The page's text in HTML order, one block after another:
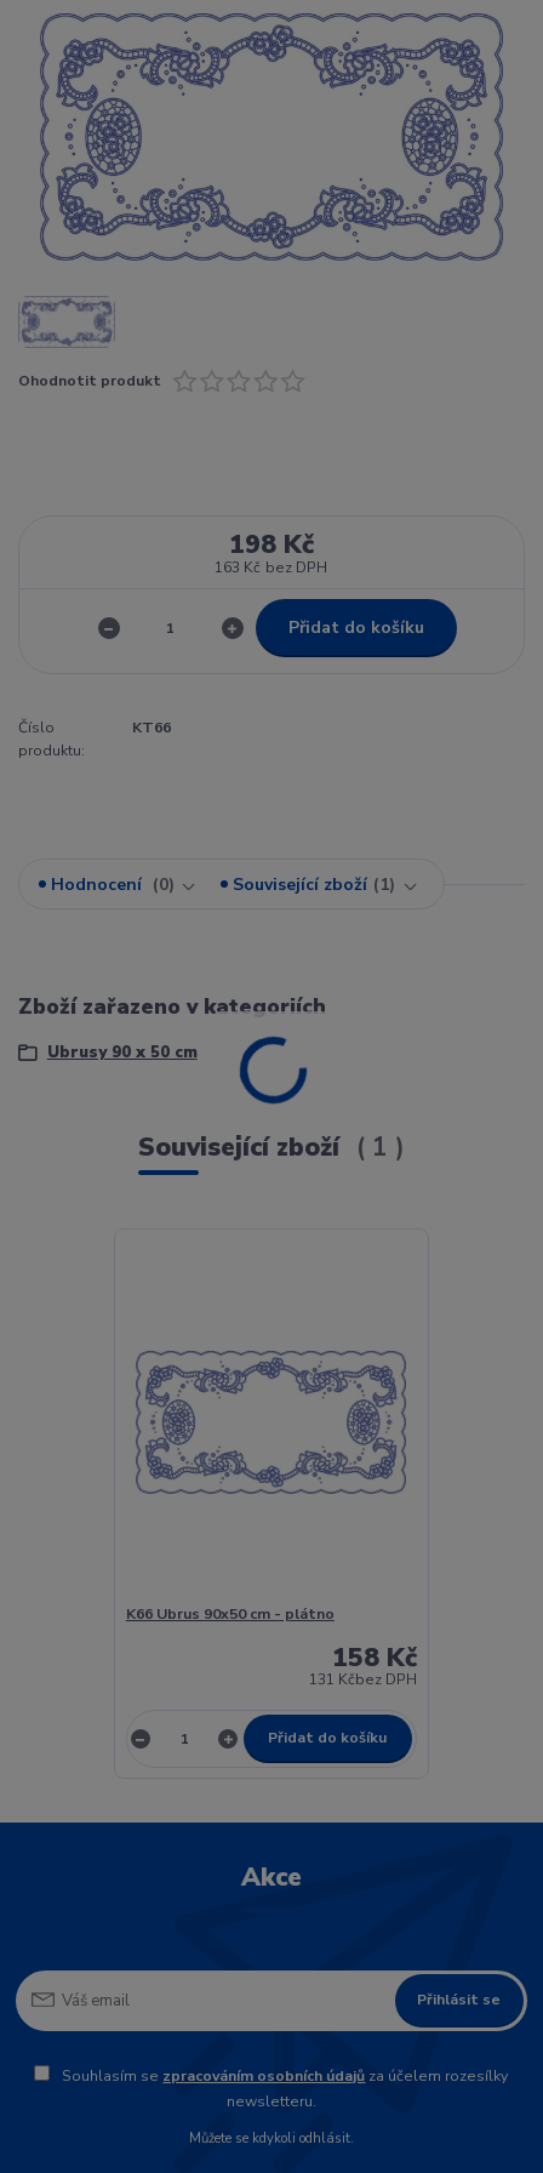
Ohodnotit produkt
198 Kč
163 Kč bez DPH
Přidat do košíku
Číslo
produktu:
KT66
Hodnocení 0 Související zboží 1
Zboží zařazeno v kategoriích
Ubrusy 90 x 50 cm
Související zboží 1
K66 Ubrus 90x50 cm - plátno
158 Kč
131 Kčbez DPH
Přidat do košíku
Akce
Přihlásit se
Souhlasím se zpracováním osobních údajů za účelem rozesílky
newsletteru.
Můžete se kdykoli odhlásit.